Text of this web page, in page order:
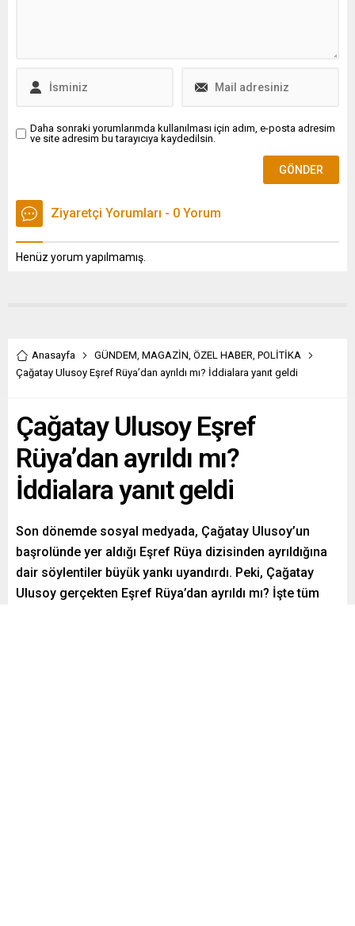
Daha sonraki yorumlarımda kullanılması için adım, e-posta adresim
ve site adresim bu tarayıcıya kaydedilsin.
Ziyaretçi Yorumları - 0 Yorum
Henüz yorum yapılmamış.
Anasayfa GÜNDEM, MAGAZİN, ÖZEL HABER, POLİTİKA
Çağatay Ulusoy Eşref Rüya’dan ayrıldı mı? İddialara yanıt geldi
Çağatay Ulusoy Eşref
Rüya’dan ayrıldı mı?
İddialara yanıt geldi
Son dönemde sosyal medyada, Çağatay Ulusoy’un
başrolünde yer aldığı Eşref Rüya dizisinden ayrıldığına
dair söylentiler büyük yankı uyandırdı. Peki, Çağatay
Ulusoy gerçekten Eşref Rüya’dan ayrıldı mı? İşte tüm